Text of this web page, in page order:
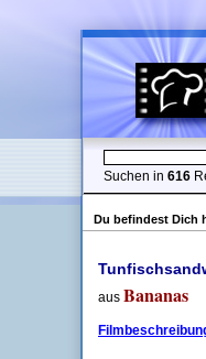
Suchen in 616
Du befindest Dich
aus Bananas